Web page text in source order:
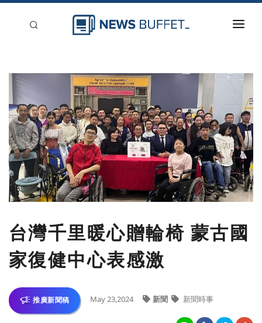
新聞稿分類
登入
刊登
台灣千里暖心贈輪椅 蒙古國
家復健中心表感激
推廣新聞稿 May 23,2024 新聞 新聞時事